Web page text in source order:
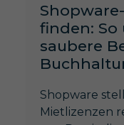
finden: So
saubere
Shopware
Mietlizenzen